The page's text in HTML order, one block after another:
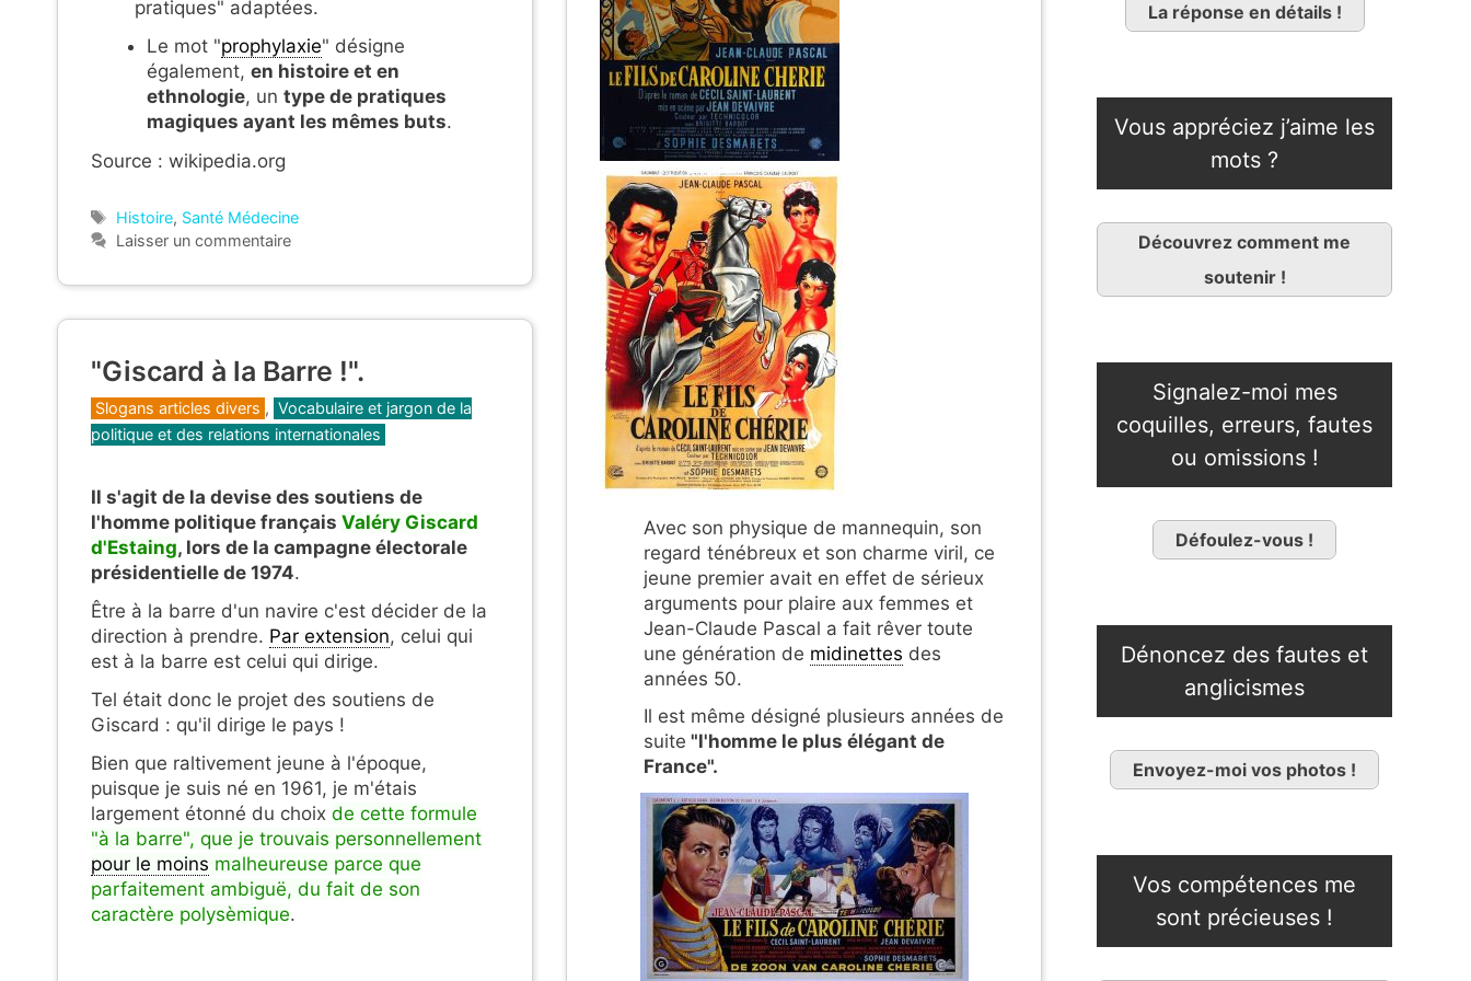
Avec son physique de mannequin, son
regard ténébreux et son charme viril, ce
jeune premier avait en effet de sérieux
arguments pour plaire aux femmes et
Jean-Claude Pascal a fait rêver toute
une génération de midinettes des
années 50.
Il est même désigné plusieurs années de
suite "l'homme le plus élégant de
France".
pratiques" adaptées.
Le mot "prophylaxie" désigne
également, en histoire et en
ethnologie, un type de pratiques
magiques ayant les mêmes buts.
Source : wikipedia.org
Étiquettes
Histoire, Santé Médecine
Laisser un commentaire
"Giscard à la Barre !".
Catégories
Slogans articles divers , Vocabulaire et jargon de la
politique et des relations internationales
Il s'agit de la devise des soutiens de
l'homme politique français Valéry Giscard
d'Estaing, lors de la campagne électorale
présidentielle de 1974.
Être à la barre d'un navire c'est décider de la
direction à prendre. Par extension, celui qui
est à la barre est celui qui dirige.
Tel était donc le projet des soutiens de
Giscard : qu'il dirige le pays !
Bien que raltivement jeune à l'époque,
puisque je suis né en 1961, je m'étais
largement étonné du choix de cette formule
"à la barre", que je trouvais personnellement
pour le moins malheureuse parce que
parfaitement ambiguë, du fait de son
caractère polysèmique.
La réponse en détails !
Vous appréciez j’aime les
mots ?
Découvrez comment me
soutenir !
Signalez-moi mes
coquilles, erreurs, fautes
ou omissions !
Défoulez-vous !
Dénoncez des fautes et
anglicismes
Envoyez-moi vos photos !
Vos compétences me
sont précieuses !